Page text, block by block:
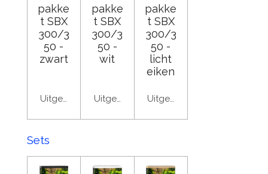
pakke
t SBX
300/3
50 -
zwart
Uitgeschakeld
pakke
t SBX
300/3
50 -
wit
Uitgeschakeld
pakke
t SBX
300/3
50 -
licht
eiken
Uitgeschakeld
Sets